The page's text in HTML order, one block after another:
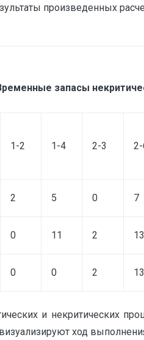
произведенных
запасы
1-2 1-4 2-3
2 5 0 7
0 11 2 13
0 0 2 13
и некритических
ход